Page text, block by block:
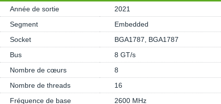
Année de sortie
2021
Segment
Embedded
Socket
BGA1787, BGA1787
Bus
8 GT/s
Nombre de cœurs
8
Nombre de threads
16
Fréquence de base
2600 MHz